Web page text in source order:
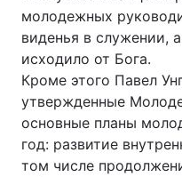
молодежных
виденья в служении,
исходило от Бога.
Кроме этого Павел
утвержденные
основные планы
год: развитие
том числе